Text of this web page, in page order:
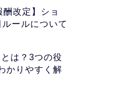
酬改定】ショ
ールについて
は？3つの役
かりやすく解